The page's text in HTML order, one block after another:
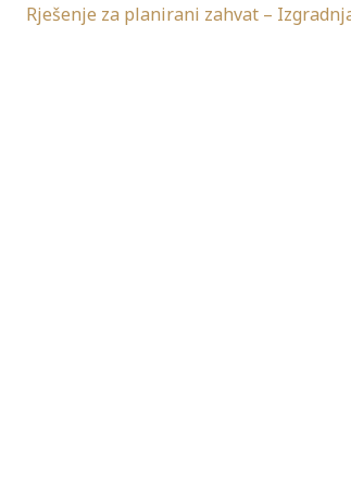
Rješenje za planirani zahvat –